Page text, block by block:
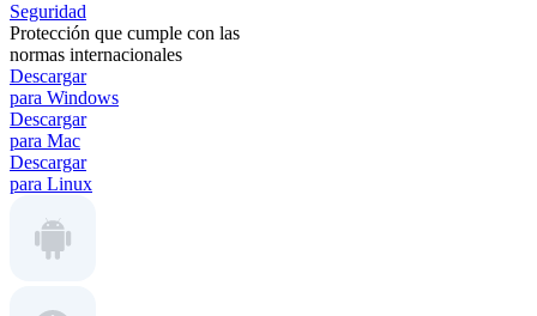
Seguridad
Protección que cumple con las
normas internacionales
Descargar
para Windows
Descargar
para Mac
Descargar
para Linux